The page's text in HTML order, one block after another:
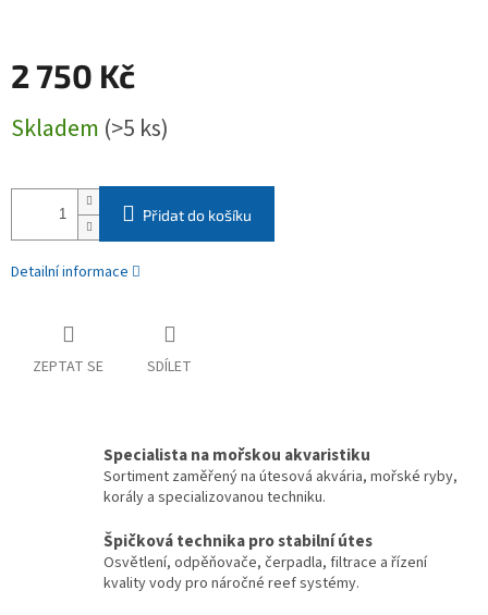
2 750 Kč
cena:
Skladem (>5 ks)
Přidat do košíku
Detailní informace
ZEPTAT SE SDÍLET
Specialista na mořskou akvaristiku
Sortiment zaměřený na útesová akvária, mořské ryby,
korály a specializovanou techniku.
Špičková technika pro stabilní útes
Osvětlení, odpěňovače, čerpadla, filtrace a řízení
kvality vody pro náročné reef systémy.